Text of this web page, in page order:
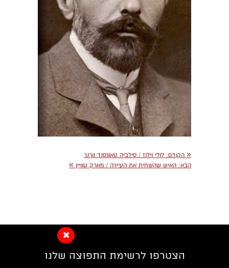
« הקודם: לולי וילוז / סילביה טאונסנד וורנר
הבא: האיש שהשחית את העיירה / מארק טוויין »
הצטרפו לרשימת התפוצה שלנו